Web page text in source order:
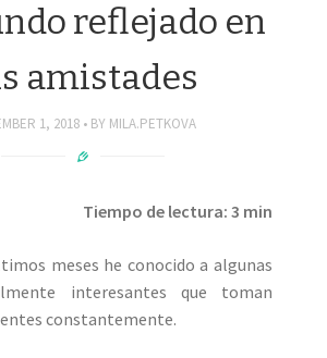
reflejado en
amistades
1, 2018 BY MILA.PETKOVA
Tiempo de lectura: 3 min
meses he conocido a algunas
interesantes que toman
constantemente.